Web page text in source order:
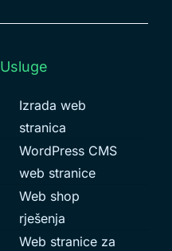
Usluge
Izrada web
stranica
WordPress CMS
web stranice
Web shop
rješenja
Web stranice za